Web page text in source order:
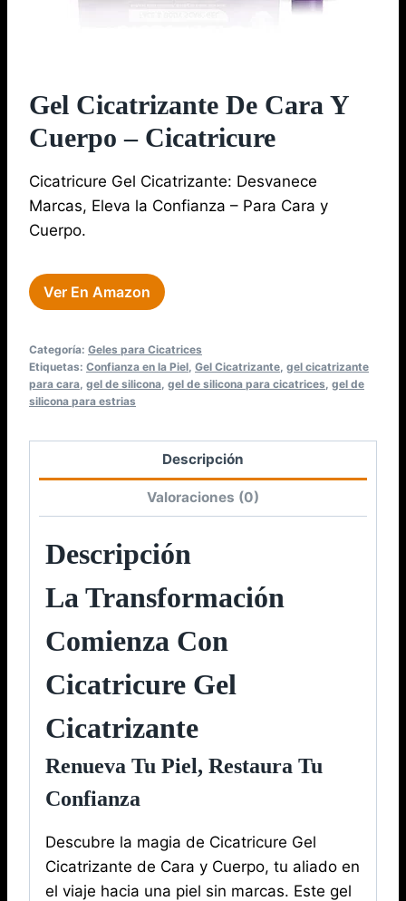
Gel Cicatrizante De Cara Y
Cuerpo – Cicatricure
Cicatricure Gel Cicatrizante: Desvanece
Marcas, Eleva la Confianza – Para Cara y
Cuerpo.
Ver En Amazon
Categoría: Geles para Cicatrices
Etiquetas: Confianza en la Piel, Gel Cicatrizante, gel cicatrizante
para cara, gel de silicona, gel de silicona para cicatrices, gel de
silicona para estrias
Descripción
Valoraciones (0)
Descripción
La Transformación
Comienza Con
Cicatricure Gel
Cicatrizante
Renueva Tu Piel, Restaura Tu
Confianza
Descubre la magia de Cicatricure Gel
Cicatrizante de Cara y Cuerpo, tu aliado en
el viaje hacia una piel sin marcas. Este gel